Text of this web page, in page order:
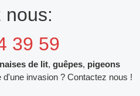
nous:
39 59
de lit, guêpes, pigeons
invasion ? Contactez nous !